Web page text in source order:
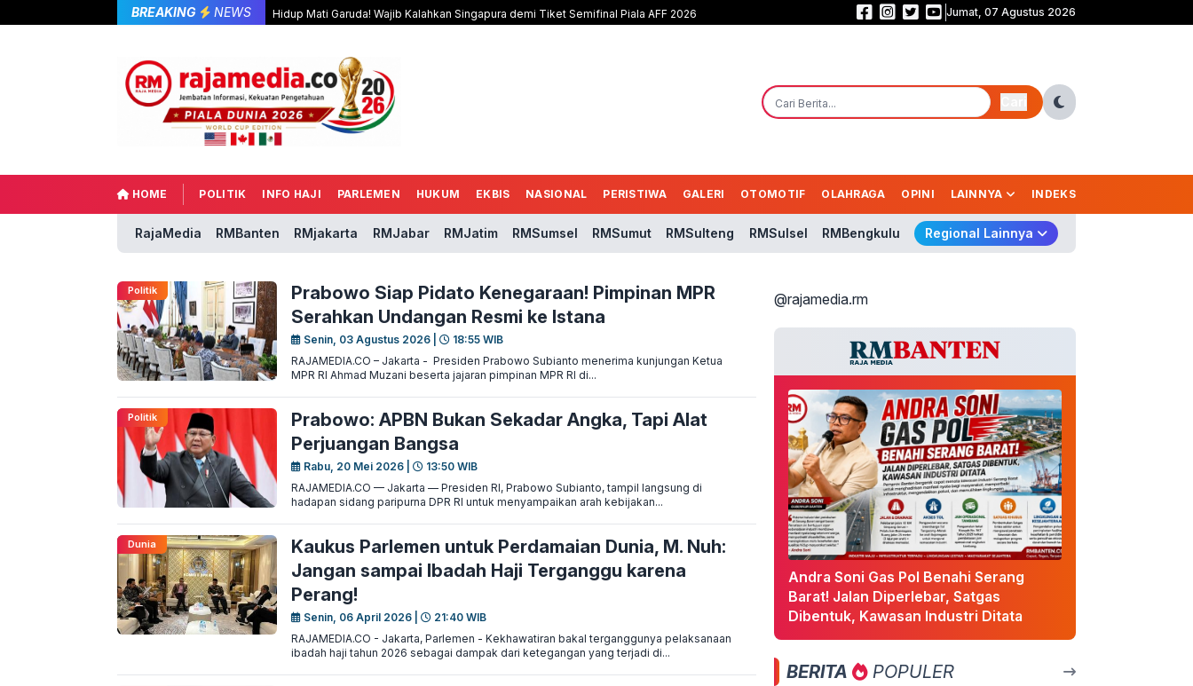
BREAKING NEWS Hidup Mati Garuda! Wajib Kalahkan Singapura demi Tiket Semifinal Piala AFF 2026 DPR Desak Evaluasi Total Layanan BPJS! Pasien Harus Dilayani, Bukan
Jumat, 07 Agustus 2026
HOME POLITIK INFO HAJI PARLEMEN HUKUM EKBIS NASIONAL PERISTIWA GALERI OTOMOTIF OLAHRAGA OPINI LAINNYA INDEKS
RajaMedia RMBanten RMjakarta RMJabar RMJatim RMSumsel RMSumut RMSulteng RMSulsel RMBengkulu Regional Lainnya
Politik
Prabowo Siap Pidato Kenegaraan! Pimpinan MPR
Serahkan Undangan Resmi ke Istana
Senin, 03 Agustus 2026 |
18:55 WIB
RAJAMEDIA.CO – Jakarta - Presiden Prabowo Subianto menerima kunjungan Ketua
MPR RI Ahmad Muzani beserta jajaran pimpinan MPR RI di...
Politik
Prabowo: APBN Bukan Sekadar Angka, Tapi Alat
Perjuangan Bangsa
Rabu, 20 Mei 2026 |
13:50 WIB
RAJAMEDIA.CO — Jakarta — Presiden RI, Prabowo Subianto, tampil langsung di
hadapan sidang paripurna DPR RI untuk menyampaikan arah kebijakan...
Dunia
Kaukus Parlemen untuk Perdamaian Dunia, M. Nuh:
Jangan sampai Ibadah Haji Terganggu karena
Perang!
Senin, 06 April 2026 |
21:40 WIB
RAJAMEDIA.CO - Jakarta, Parlemen - Kekhawatiran bakal terganggunya pelaksanaan
ibadah haji tahun 2026 sebagai dampak dari ketegangan yang terjadi di...
@rajamedia.rm
Andra Soni Gas Pol Benahi Serang
Barat! Jalan Diperlebar, Satgas
Dibentuk, Kawasan Industri Ditata
BERITA POPULER